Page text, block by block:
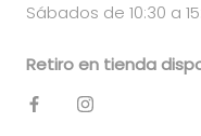
Sábados de 10:30 a
Retiro en tienda